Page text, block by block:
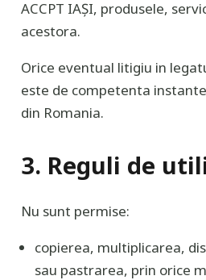
ACCPT IAȘI, produsele,
acestora.
Orice eventual litigiu in
este de competenta
din Romania.
3. Reguli de
Nu sunt permise:
copierea, multiplicarea,
sau pastrarea, prin orice